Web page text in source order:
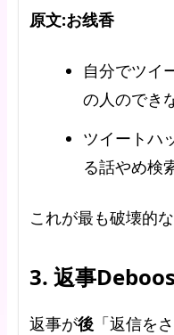
原文:お线香
自分でツイ
の人のでき
ツイートハ
る話やめ検
これが最も破壊的
3. 返事
返事が後 「返信を